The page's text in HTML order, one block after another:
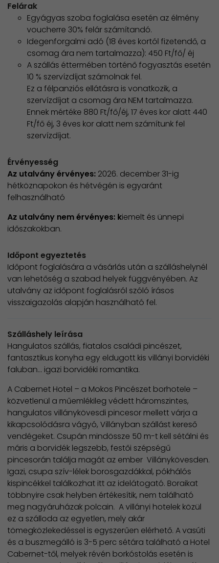
Felárak
Egyágyas szoba foglalása esetén az élmény
voucherre 30% felár számítandó.
Idegenforgalmi adó (18 éves kortól fizetendő, a
csomag ára nem tartalmazza): 450 Ft/fő/ éj
A szállás éttermében történő fogyasztás esetén
10 % szervízdíjat számolnak fel.
Ez a félpanziós ellátásra is vonatkozik, a
szervízdíjat a csomag ára NEM tartalmazza.
​Ennek mértéke 880 Ft/fő/éj, 17 éves kor alatt 440
Ft/fő éj, 3 éves kor alatt nem számítunk fel
szervízdíjat.
Érvényesség
Az utalvány érvényes: 2026. december 31-ig
hétköznapokon és hétvégén is egyaránt
felhasználható
Az utalvány nem érvényes: kiemelt és ünnepi
időszakokban.
Időpont egyeztetés
Időpont foglalására a vásárlás után a szálláshelynél
van lehetőség a szabad helyek függvényében. Az
utalvány az időpont foglalásról szóló írásos
visszaigazolás alapján használható fel.
Szálláshely leírása
Hangulatos szállás, fiatalos családi pincészet,
fantasztikus konyha egy eldugott kis villányi borvidéki
faluban... igazi borvidéki romantika.
A Cabernet Hotel – a Mokos Pincészet borhotele –
közvetlenül a műemlékileg védett háromszintes,
hangulatos villánykövesdi pincesor mellett várja a
kikapcsolódásra vágyó, Villányban szállást kereső
vendégeket. Csupán mindössze 50 m-t kell sétálni és
máris a borvidék legszebb, festői szépségű
pincesorán találja magát az ember Villánykövesden.
Igazi, csupa szív-lélek borosgazdákkal, pókhálós
kispincékkel találkozhat itt az idelátogató. Boraikat
többnyire csak helyben értékesítik, nem található
meg nagyáruházak polcain. A villányi hotelek közül
ez a szálloda az egyetlen, mely akár
tömegközlekedéssel is egyszerűen elérhető. A vasúti
és a buszmegálló is 3-5 perc sétára található a Hotel
Cabernet-től, melyek révén borkóstolás esetén is